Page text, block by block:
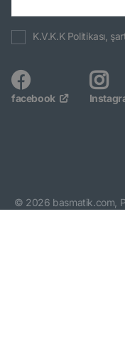
K.V.K.K Politikası,
facebook
© 2026 basmatik.com,